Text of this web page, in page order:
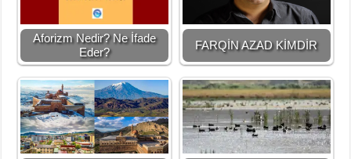
Aforizm Nedir? Ne İfade
Eder?
FARQİN AZAD KİMDİR